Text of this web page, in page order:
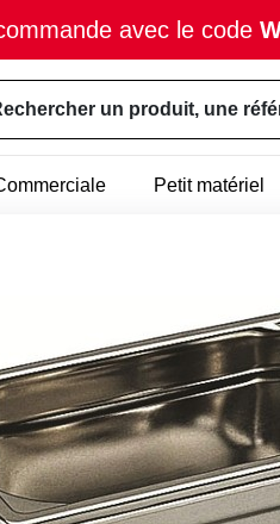
avec le code
un produit, une
Petit matériel